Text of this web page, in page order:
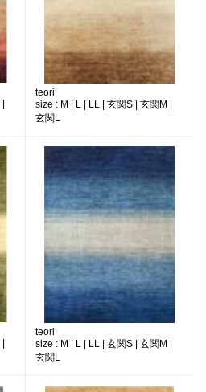
teori
size : M | L | LL | 玄関S | 玄関M |
玄関L
teori
size : M | L | LL | 玄関S | 玄関M |
玄関L